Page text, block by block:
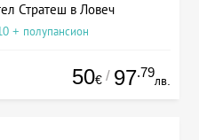
Стратеш в Ловеч
+ полупансион
50€ / 97.79
лв.